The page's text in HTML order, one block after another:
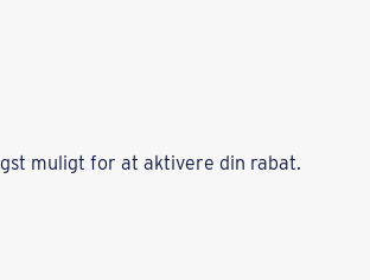
muligt for at aktivere din rabat.